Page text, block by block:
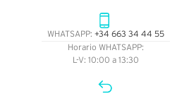
WHATSAPP: +34 663 34 44 55
Horario WHATSAPP:
L-V: 10:00 a 13:30